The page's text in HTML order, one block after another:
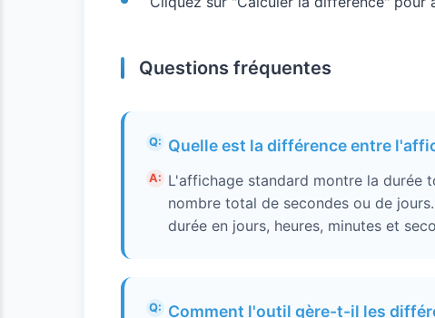
Questions fréquentes
Quelle est la différence entre
L'affichage standard montre la durée
nombre total de secondes ou de
durée en jours, heures, minutes et
Comment l'outil gère-t-il les